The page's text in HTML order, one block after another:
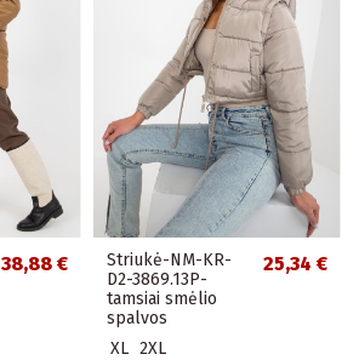
38,88 €
Striukė-NM-KR-
D2-3869.13P-
tamsiai smėlio
spalvos
25,34 €
XL 2XL